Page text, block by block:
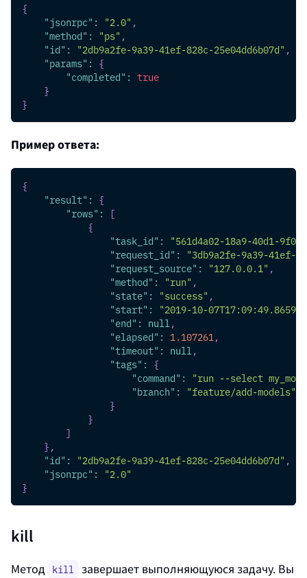
{
"jsonrpc" : "2.0" ,
"method" : "ps" ,
"id" : "2db9a2fe-9a39-41ef-828c-25e04dd6b07d" ,
"params" : {
"completed" : true
}
}
Пример ответа:
{
"result" : {
"rows" :
[
{
"task_id" :
"561d4a02-18a9-40d1-
"request_id" :
"3db9a2fe-9a39-41ef-
"request_source" : "127.0.0.1" ,
"method" : "run" ,
"state" : "success" ,
"start" :
"2019-10-
"end" : null ,
"elapsed" : 1.107261 ,
"timeout" : null ,
"tags" : {
"command" :
"run --select
"branch" :
"feature/add-models"
}
}
]
} ,
"id" : "2db9a2fe-9a39-41ef-828c-25e04dd6b07d" ,
"jsonrpc" :
"2.0"
}
kill
Метод kill завершает выполняющуюся задачу. Вы